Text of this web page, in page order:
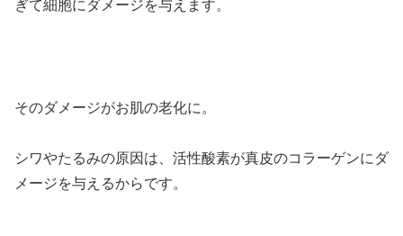
ぎて細胞にダメージを与えます。
そのダメージがお肌の老化に。
シワやたるみの原因は、活性酸素が真皮のコラーゲンにダ
メージを与えるからです。